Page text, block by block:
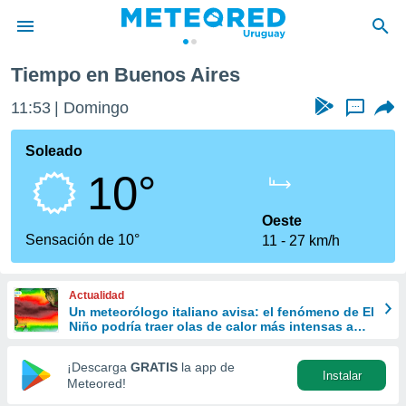
de
ha
calidad.
a este
las
y
forma
digital
basada
Tiempo en Buenos Aires
11:53 Domingo ...
Soleado
10°
Sensación de 10°
Oeste
11
27 km/h
Actualidad
Un meteorólogo italiano avisa: el fenómeno de El
Niño podría traer olas de calor más intensas a
¡Descarga GRATIS la app de
Meteored!
Instalar